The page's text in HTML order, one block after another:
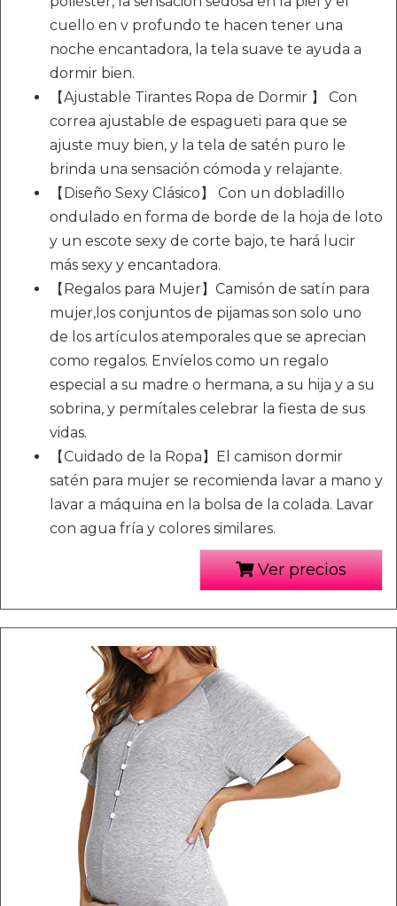
cuello en v profundo te hacen tener una
noche encantadora, la tela suave te ayuda a
dormir bien.
【Ajustable Tirantes Ropa de Dormir 】 Con
correa ajustable de espagueti para que se
ajuste muy bien, y la tela de satén puro le
brinda una sensación cómoda y relajante.
【Diseño Sexy Clásico】 Con un dobladillo
ondulado en forma de borde de la hoja de loto
y un escote sexy de corte bajo, te hará lucir
más sexy y encantadora.
【Regalos para Mujer】Camisón de satín para
mujer,los conjuntos de pijamas son solo uno
de los artículos atemporales que se aprecian
como regalos. Envíelos como un regalo
especial a su madre o hermana, a su hija y a su
sobrina, y permítales celebrar la fiesta de sus
vidas.
【Cuidado de la Ropa】El camison dormir
satén para mujer se recomienda lavar a mano y
lavar a máquina en la bolsa de la colada. Lavar
con agua fría y colores similares.
Ver precios